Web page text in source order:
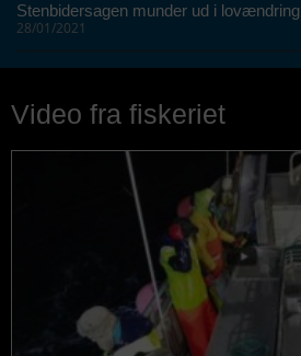
Stenbidersagen munder ud i lovændring
28/01/2021
Video fra fiskeriet